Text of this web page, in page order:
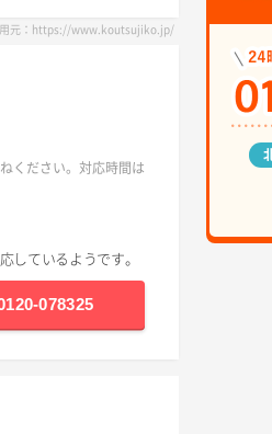
元：https://www.koutsujiko.jp/
ください。対応時間は
しているようです。
078325